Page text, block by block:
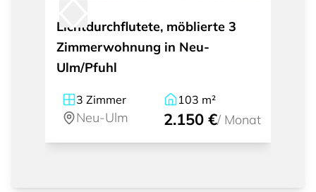
Lichtdurchflutete, möblierte 3
Zimmerwohnung in Neu-
Ulm/Pfuhl
3 Zimmer
Neu-Ulm
103 m²
2.150 €/ Monat